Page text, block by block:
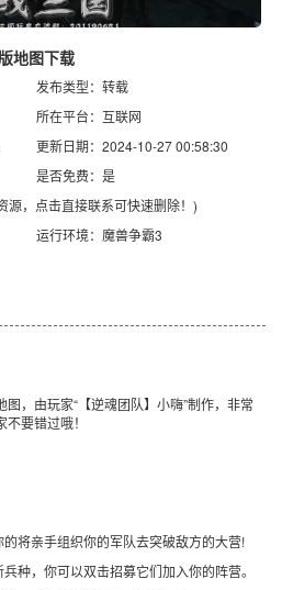
地图下载
发布类型：转载
所在平台：互联网
更新日期：2024-10-27 00:58:30
是否免费：是
源，点击直接联系可快速删除！)
运行环境：魔兽争霸3
，由玩家“【逆魂团队】小嗨”制作，非常
要错过哦！
将亲手组织你的军队去突破敌方的大营!
种，你可以双击招募它们加入你的阵营。